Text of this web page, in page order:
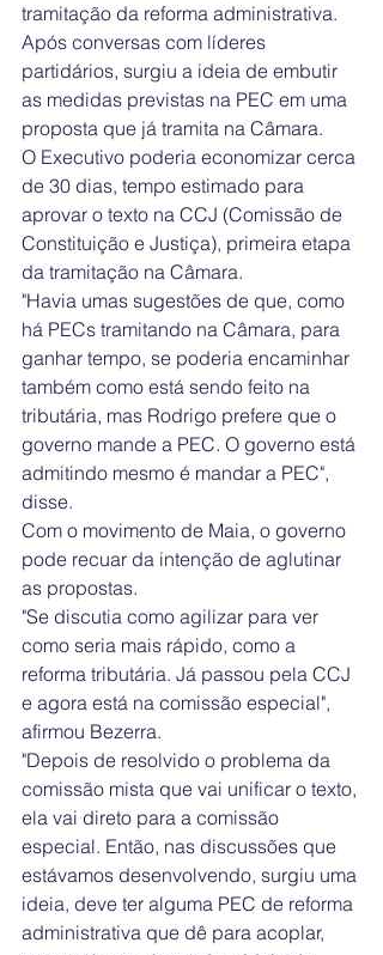
tramitação da reforma administrativa.
Após conversas com líderes
partidários, surgiu a ideia de embutir
as medidas previstas na PEC em uma
proposta que já tramita na Câmara.
O Executivo poderia economizar cerca
de 30 dias, tempo estimado para
aprovar o texto na CCJ (Comissão de
Constituição e Justiça), primeira etapa
da tramitação na Câmara.
"Havia umas sugestões de que, como
há PECs tramitando na Câmara, para
ganhar tempo, se poderia encaminhar
também como está sendo feito na
tributária, mas Rodrigo prefere que o
governo mande a PEC. O governo está
admitindo mesmo é mandar a PEC",
disse.
Com o movimento de Maia, o governo
pode recuar da intenção de aglutinar
as propostas.
"Se discutia como agilizar para ver
como seria mais rápido, como a
reforma tributária. Já passou pela CCJ
e agora está na comissão especial",
afirmou Bezerra.
"Depois de resolvido o problema da
comissão mista que vai unificar o texto,
ela vai direto para a comissão
especial. Então, nas discussões que
estávamos desenvolvendo, surgiu uma
ideia, deve ter alguma PEC de reforma
administrativa que dê para acoplar,